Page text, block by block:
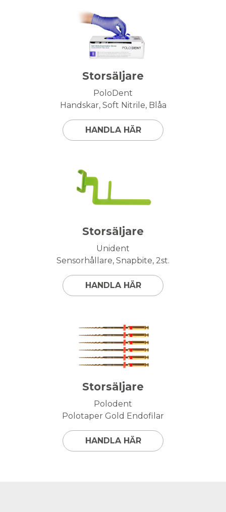
Storsäljare
PoloDent
Handskar, Soft Nitrile, Blåa
HANDLA HÄR
Storsäljare
Unident
Sensorhållare, Snapbite, 2st.
HANDLA HÄR
Storsäljare
Polodent
Polotaper Gold Endofilar
HANDLA HÄR